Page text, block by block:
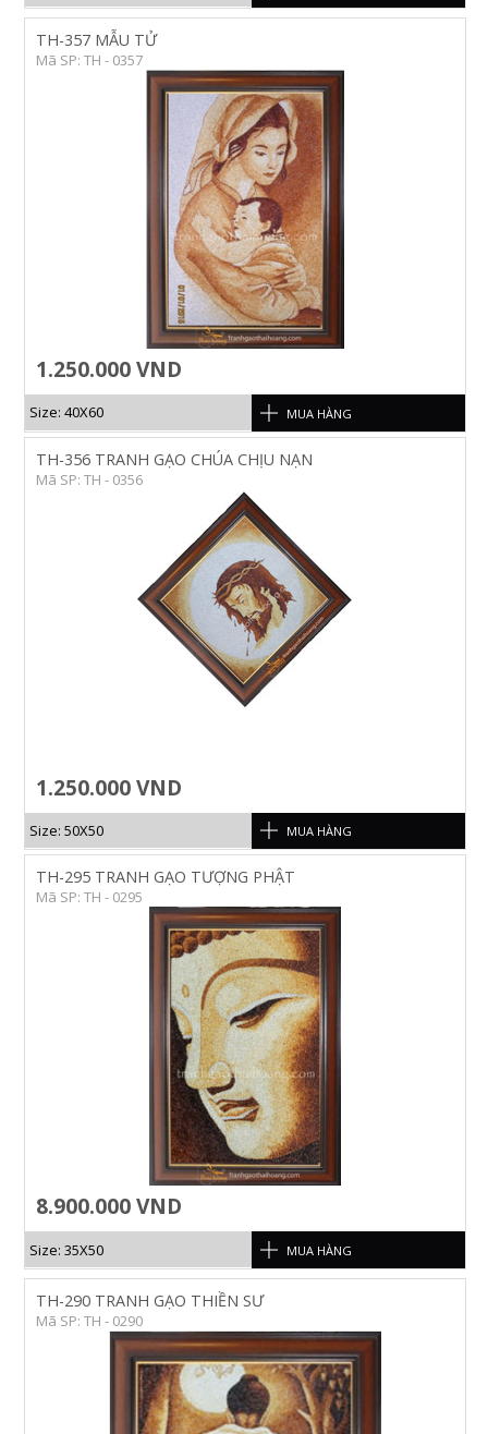
TH-357 MẪU TỬ
Mã SP: TH - 0357
1.250.000 VND
Size: 40X60 MUA HÀNG
TH-356 TRANH GẠO CHÚA CHỊU NẠN
Mã SP: TH - 0356
1.250.000 VND
Size: 50X50 MUA HÀNG
TH-295 TRANH GẠO TƯỢNG PHẬT
Mã SP: TH - 0295
8.900.000 VND
Size: 35X50 MUA HÀNG
TH-290 TRANH GẠO THIỀN SƯ
Mã SP: TH - 0290